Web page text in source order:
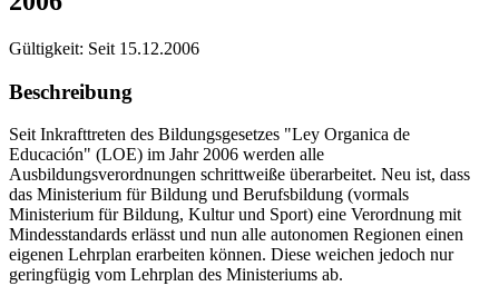
Gültigkeit: Seit 15.12.2006
Beschreibung
Seit Inkrafttreten des Bildungsgesetzes "Ley Organica de
Educación" (LOE) im Jahr 2006 werden alle
Ausbildungsverordnungen schrittweiße überarbeitet. Neu ist, dass
das Ministerium für Bildung und Berufsbildung (vormals
Ministerium für Bildung, Kultur und Sport) eine Verordnung mit
Mindesstandards erlässt und nun alle autonomen Regionen einen
eigenen Lehrplan erarbeiten können. Diese weichen jedoch nur
geringfügig vom Lehrplan des Ministeriums ab.